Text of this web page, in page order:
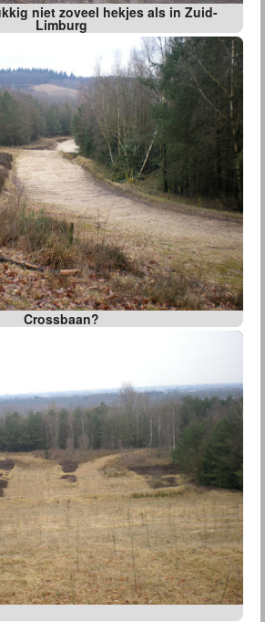
niet zoveel hekjes als in Zuid-
Limburg
Crossbaan?